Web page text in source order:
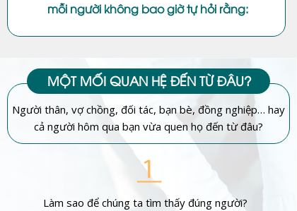
mỗi người không bao giờ tự hỏi rằng:
Làm sao để chúng ta tìm thấy đúng người?
MỘT MỐI QUAN HỆ ĐẾN TỪ ĐÂU?
Người thân, vợ chồng, đối tác, bạn bè, đồng nghiệp… hay
cả người hôm qua bạn vừa quen họ đến từ đâu?